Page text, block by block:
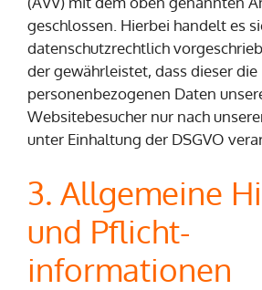
geschlossen. Hierbei handelt es
datenschutzrechtlich
der gewährleistet, dass dieser die
personenbezogenen Daten
Websitebesucher nur nach
unter Einhaltung der DSGVO
3. Allgemeine
und Pflicht­
informationen